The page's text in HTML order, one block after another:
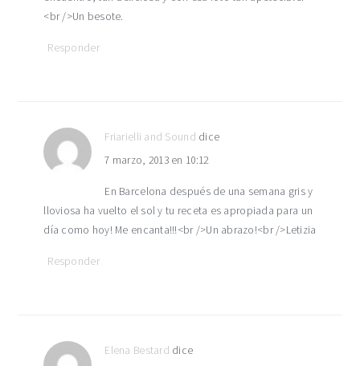
<br />Un besote.
Responder
Friarielli and Sound dice
7 marzo, 2013 en 10:12
En Barcelona después de una semana gris y
lloviosa ha vuelto el sol y tu receta es apropiada para un
día como hoy! Me encanta!!!<br />Un abrazo!<br />Letizia
Responder
Elena Bestard dice